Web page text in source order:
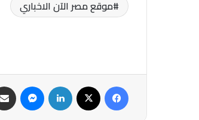
موقع مصر الآن الاخباري
فيسبوك لينكدإن